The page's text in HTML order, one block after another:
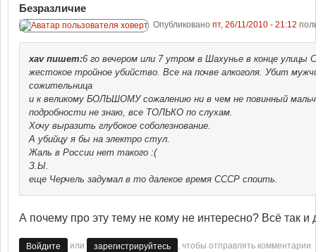
Безразличие
Опубликовано пт, 26/11/2010 - 21:12
xavпишет:6 го вечером или 7 утром в Шахунье в конце улицы
жестокое тройное убийство. Все на почве алкоголя. Убит
сожительница
и к великому БОЛЬШОМУ сожалению ни в чем не повинный
подробности не знаю, все ТОЛЬКО по слухам.
Хочу выразить глубокое соболезнование.
А убийцу я бы на электро стул.
Жаль в России нет такого :(
З.Ы.
еще Черчель задумал в то далекое время СССР споить.
А почему про эту тему не кому не интересно? Всё так и
Войдите или зарегистрируйтесь , чтобы отправлять комментарии